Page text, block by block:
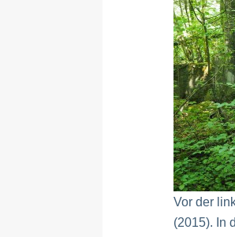
Vor der
(2015). In